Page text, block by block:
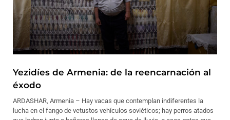
Yezidíes de Armenia: de la reencarnación al
éxodo
ARDASHAR, Armenia – Hay vacas que contemplan indiferentes la
lucha en el fango de vetustos vehículos soviéticos; hay perros atados